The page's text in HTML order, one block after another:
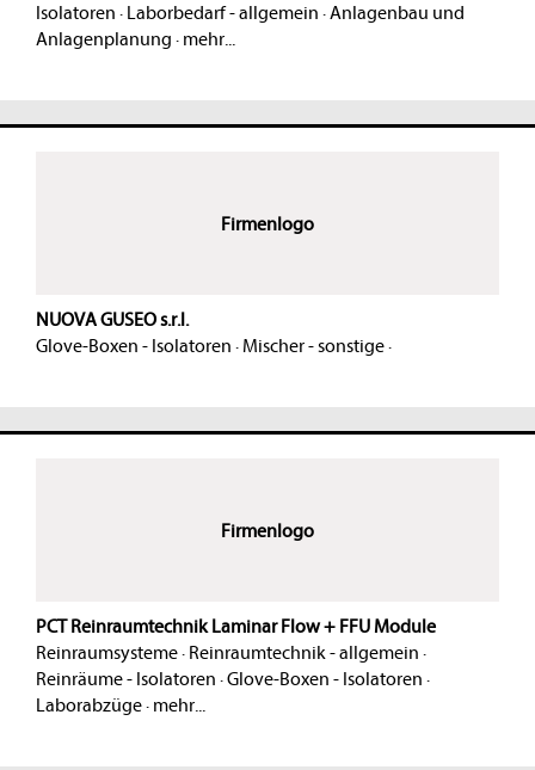
Isolatoren · Laborbedarf - allgemein ·Anlagenbau und
Anlagenplanung · mehr...
Firmenlogo
NUOVA GUSEO s.r.l.
Glove-Boxen - Isolatoren · Mischer - sonstige·
Firmenlogo
PCT Reinraumtechnik Laminar Flow + FFU Module
Reinraumsysteme· Reinraumtechnik - allgemein ·
Reinräume - Isolatoren ·Glove-Boxen - Isolatoren ·
Laborabzüge· mehr...